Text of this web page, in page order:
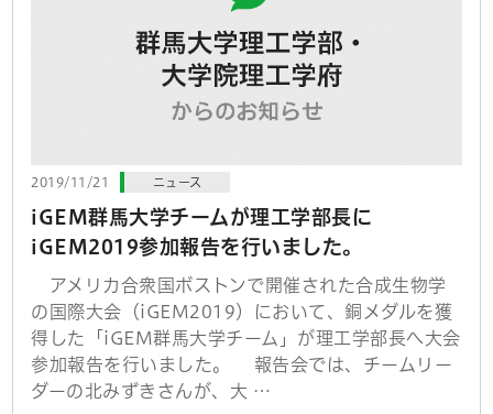
2019/11/21 ニュース
iGEM群馬大学チームが理工学部長に
iGEM2019参加報告を行いました。
アメリカ合衆国ボストンで開催された合成生物学
の国際大会（iGEM2019）において、銅メダルを獲
得した「iGEM群馬大学チーム」が理工学部長へ大会
参加報告を行いました。 報告会では、チームリー
ダーの北みずきさんが、大 …